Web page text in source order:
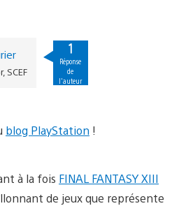
SCEF
1
Réponse
de
l'auteur
blog PlayStation !
à la fois FINAL FANTASY XIII
de jeux que représente